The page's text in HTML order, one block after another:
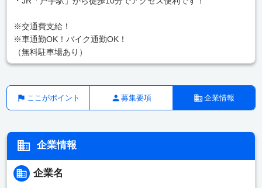
※交通費支給！
※車通勤OK！バイク通勤OK！
（無料駐車場あり）
ここがポイント 募集要項 企業情報
企業情報
企業名